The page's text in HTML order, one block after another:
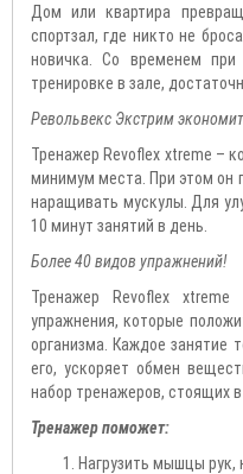
Дом или квартира
спортзал, где никто не
новичка. Со временем
тренировке в зале,
Револьвекс Экстрим
Тренажер Revoflex xtreme –
минимум места. При этом он
наращивать мускулы. Для
10 минут занятий в день.
Более 40 видов упражнений!
Тренажер Revoflex
упражнения, которые
организма. Каждое занятие
его, ускоряет обмен
набор тренажеров, стоящих в
Тренажер поможет:
Нагрузить мышцы рук,